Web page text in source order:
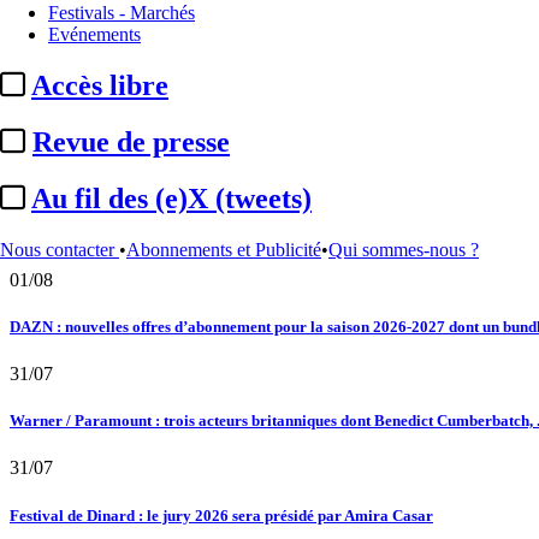
Festivals - Marchés
Evénements
Accès libre
Revue de presse
Au fil des (e)X (tweets)
Nous contacter •Abonnements et Publicité•Qui sommes-nous ?
Au fil des (e)X (tweets) : Kavinsky, hommage, argentique, 4K, Clooney,
02/08
Satellifacts : pause d'été
02/08
01/08
DAZN : nouvelles offres d’abonnement pour la saison 2026-2027 dont un
31/07
Warner / Paramount : trois acteurs britanniques dont Benedict Cumberbatch,
31/07
Festival de Dinard : le jury 2026 sera présidé par Amira Casar